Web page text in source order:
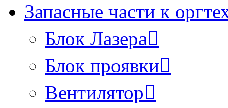
Запасные части к
Блок Лазера
Блок проявки
Вентилятор